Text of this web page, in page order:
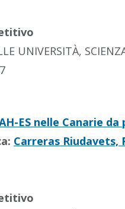
UNIVERSITÀ,
ES nelle Canarie da
Carreras Riudavets,